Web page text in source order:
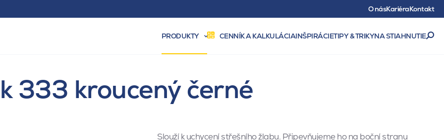
O násKariéraKontakt
PRODUKTY CENNÍK A KALKULÁCIAINŠPIRÁCIETIPY & TRIKYNA STIAHNUTIE
333 kroucený černé
Slouží k uchycení střešního žlabu. Připevňujeme ho na boční stranu